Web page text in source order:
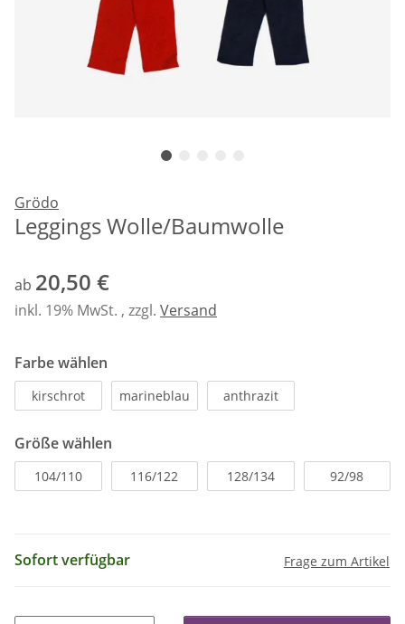
Grödo
Leggings Wolle/Baumwolle
ab 20,50 €
inkl. 19% MwSt. , zzgl. Versand
Farbe wählen
kirschrot marineblau anthrazit
Größe wählen
104/110 116/122 128/134 92/98
Sofort verfügbar Frage zum Artikel